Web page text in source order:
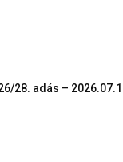
28. adás –